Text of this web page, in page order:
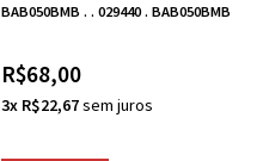
BAB050BMB . . 029440 . BAB050BMB
R$68,00
3x R$22,67